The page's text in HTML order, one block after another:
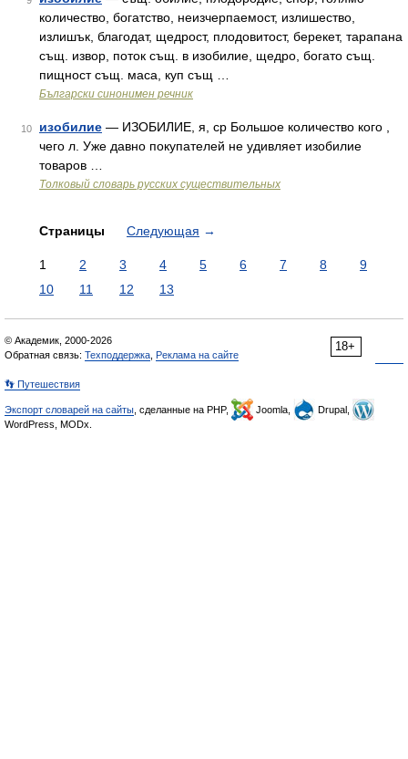
количество, богатство, неизчерпаемост, излишество,
излишък, благодат, щедрост, плодовитост, берекет, тарапана
същ. извор, поток същ. в изобилие, щедро, богато същ.
пищност същ. маса, куп същ …
Български синонимен речник
10 изобилие — ИЗОБИЛИЕ, я, ср Большое количество кого ,
чего л. Уже давно покупателей не удивляет изобилие
товаров …
Толковый словарь русских существительных
Страницы Следующая →
1 2 3 4 5 6 7 8
9
10
11 12 13
18+
© Академик, 2000-2026
Обратная связь: Техподдержка Реклама на сайте
👣 Путешествия
Экспорт словарей на сайты , сделанные на PHP, Joomla,
Drupal,
WordPress, MODx.